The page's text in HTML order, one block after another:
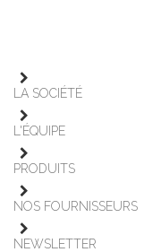
LA SOCIÉTÉ
L'ÉQUIPE
PRODUITS
NOS FOURNISSEURS
NEWSLETTER